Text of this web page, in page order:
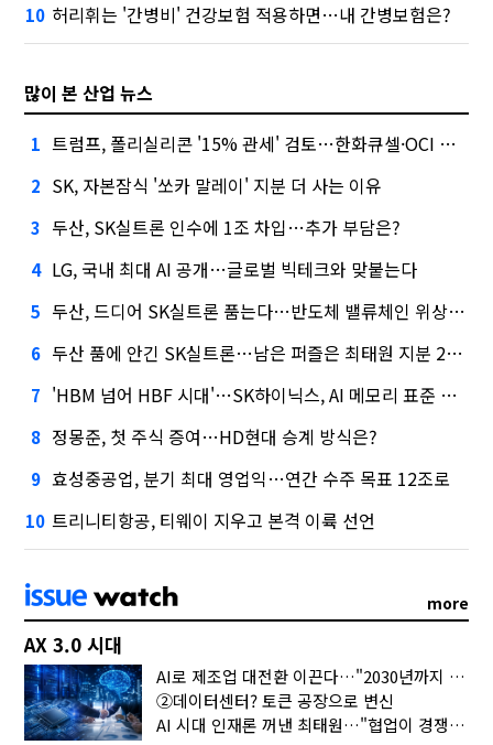
10 허리휘는 '간병비' 건강보험 적용하면…내 간병보험은?
많이 본 산업 뉴스
1 트럼프, 폴리실리콘 '15% 관세' 검토…한화큐셀·OCI 영향은?
2 SK, 자본잠식 '쏘카 말레이' 지분 더 사는 이유
3 두산, SK실트론 인수에 1조 차입…추가 부담은?
4 LG, 국내 최대 AI 공개…글로벌 빅테크와 맞붙는다
5 두산, 드디어 SK실트론 품는다…반도체 밸류체인 위상 강화
6 두산 품에 안긴 SK실트론…남은 퍼즐은 최태원 지분 29.4%
7 'HBM 넘어 HBF 시대'…SK하이닉스, AI 메모리 표준 선점 나섰다
8 정몽준, 첫 주식 증여…HD현대 승계 방식은?
9 효성중공업, 분기 최대 영업익…연간 수주 목표 12조로
10 트리니티항공, 티웨이 지우고 본격 이륙 선언
more
AX 3.0 시대
AI로 제조업 대전환 이끈다…"2030년까지 민관합동 20조 투자"
②데이터센터? 토큰 공장으로 변신
AI 시대 인재론 꺼낸 최태원…"협업이 경쟁력"